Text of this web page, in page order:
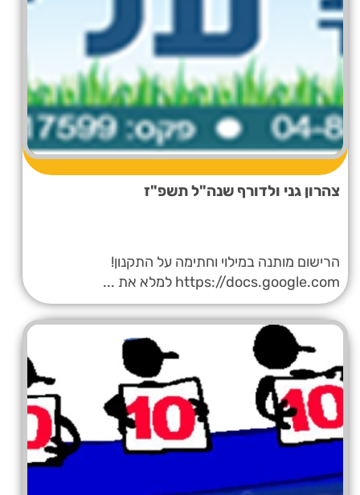
צהרון גני ולדורף שנה"ל תשפ"ז
הרישום מותנה במילוי וחתימה על התקנון!
https://docs.google.com למלא את ...